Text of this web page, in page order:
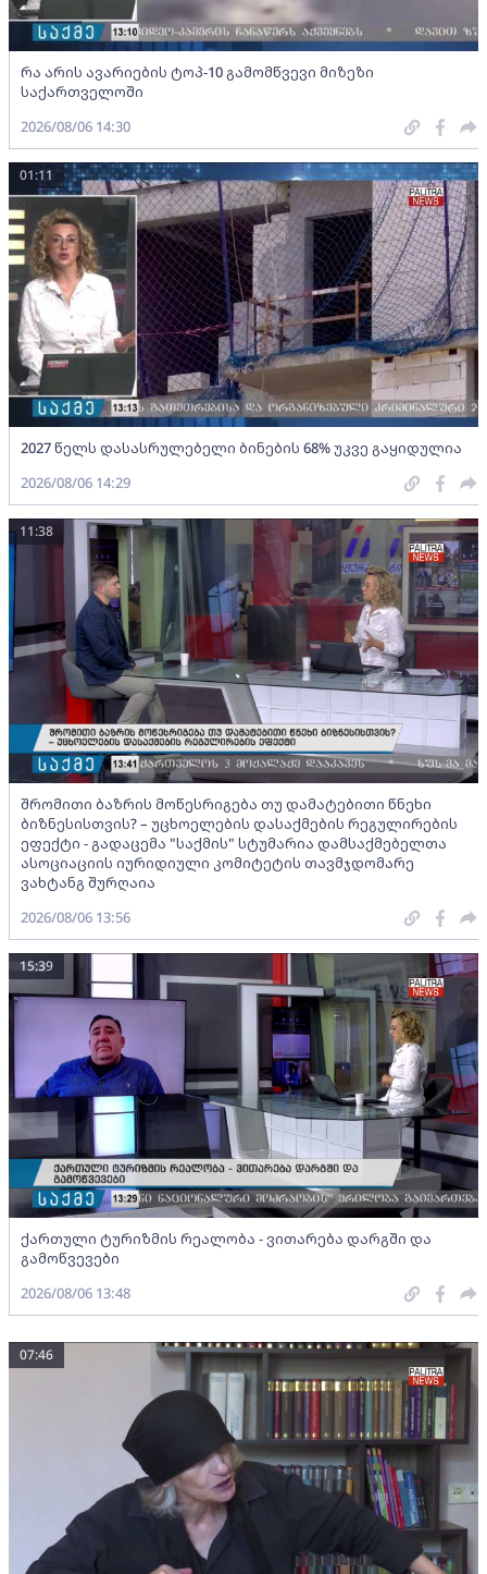
რა არის ავარიების ტოპ-10 გამომწვევი მიზეზი
საქართველოში
2026/08/06 14:30
2027 წელს დასასრულებელი ბინების 68% უკვე გაყიდულია
01:11
2026/08/06 14:29
შრომითი ბაზრის მოწესრიგება თუ დამატებითი წნეხი
ბიზნესისთვის? – უცხოელების დასაქმების რეგულირების
ეფექტი - გადაცემა "საქმის" სტუმარია დამსაქმებელთა
ასოციაციის იურიდიული კომიტეტის თავმჯდომარე
ვახტანგ შურღაია
11:38
2026/08/06 13:56
ქართული ტურიზმის რეალობა - ვითარება დარგში და
გამოწვევები
15:39
2026/08/06 13:48
07:46